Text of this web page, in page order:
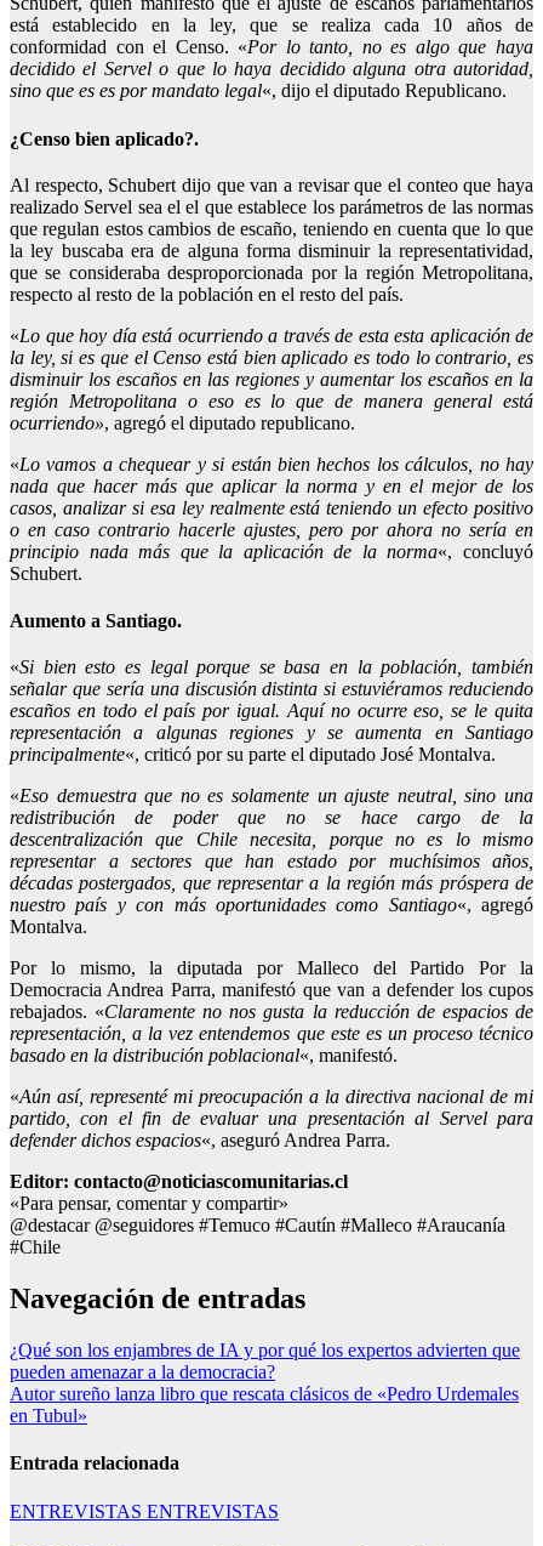
está establecido en la ley, que se realiza cada 10 años de
conformidad con el Censo. «Por lo tanto, no es algo que haya
decidido el Servel o que lo haya decidido alguna otra autoridad,
sino que es es por mandato legal«, dijo el diputado Republicano.
¿Censo bien aplicado?.
Al respecto, Schubert dijo que van a revisar que el conteo que haya
realizado Servel sea el el que establece los parámetros de las normas
que regulan estos cambios de escaño, teniendo en cuenta que lo que
la ley buscaba era de alguna forma disminuir la representatividad,
que se consideraba desproporcionada por la región Metropolitana,
respecto al resto de la población en el resto del país.
«Lo que hoy día está ocurriendo a través de esta esta aplicación de
la ley, si es que el Censo está bien aplicado es todo lo contrario, es
disminuir los escaños en las regiones y aumentar los escaños en la
región Metropolitana o eso es lo que de manera general está
ocurriendo», agregó el diputado republicano.
«Lo vamos a chequear y si están bien hechos los cálculos, no hay
nada que hacer más que aplicar la norma y en el mejor de los
casos, analizar si esa ley realmente está teniendo un efecto positivo
o en caso contrario hacerle ajustes, pero por ahora no sería en
principio nada más que la aplicación de la norma«, concluyó
Schubert.
Aumento a Santiago.
«Si bien esto es legal porque se basa en la población, también
señalar que sería una discusión distinta si estuviéramos reduciendo
escaños en todo el país por igual. Aquí no ocurre eso, se le quita
representación a algunas regiones y se aumenta en Santiago
principalmente«, criticó por su parte el diputado José Montalva.
«Eso demuestra que no es solamente un ajuste neutral, sino una
redistribución de poder que no se hace cargo de la
descentralización que Chile necesita, porque no es lo mismo
representar a sectores que han estado por muchísimos años,
décadas postergados, que representar a la región más próspera de
nuestro país y con más oportunidades como Santiago«, agregó
Montalva.
Por lo mismo, la diputada por Malleco del Partido Por la
Democracia Andrea Parra, manifestó que van a defender los cupos
rebajados. «Claramente no nos gusta la reducción de espacios de
representación, a la vez entendemos que este es un proceso técnico
basado en la distribución poblacional«, manifestó.
«Aún así, representé mi preocupación a la directiva nacional de mi
partido, con el fin de evaluar una presentación al Servel para
defender dichos espacios«, aseguró Andrea Parra.
Editor: contacto@noticiascomunitarias.cl
«Para pensar, comentar y compartir»
@destacar @seguidores #Temuco #Cautín #Malleco #Araucanía
#Chile
Navegación de entradas
¿Qué son los enjambres de IA y por qué los expertos advierten que
pueden amenazar a la democracia?
Autor sureño lanza libro que rescata clásicos de «Pedro Urdemales
en Tubul»
Entrada relacionada
ENTREVISTAS ENTREVISTAS